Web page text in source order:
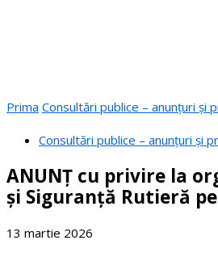
Prima Consultări publice – anunțuri și
Consultări publice – anunțuri și
ANUNȚ cu privire la
și Siguranță Rutieră
13 martie 2026